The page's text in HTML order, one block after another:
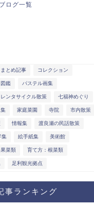
ブログ一覧
まとめ記事 コレクション
鑑 パステル画集
レンタサイクル散策 七福神めぐり
家庭菜園 寺院 市内散策
情報集 渡良瀬の民話散策
集 絵手紙集 美術館
菜類 育て方：根菜類
足利観光拠点
事ランキング